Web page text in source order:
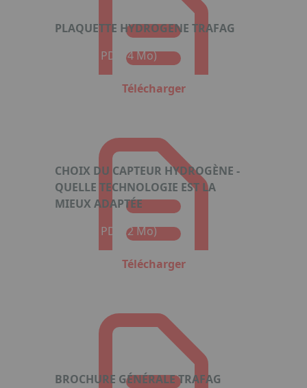
PLAQUETTE HYDROGENE TRAFAG
Format : PDF (4 Mo)
Télécharger
CHOIX DU CAPTEUR HYDROGÈNE -
QUELLE TECHNOLOGIE EST LA
MIEUX ADAPTÉE
Format : PDF (2 Mo)
Télécharger
BROCHURE GÉNÉRALE TRAFAG